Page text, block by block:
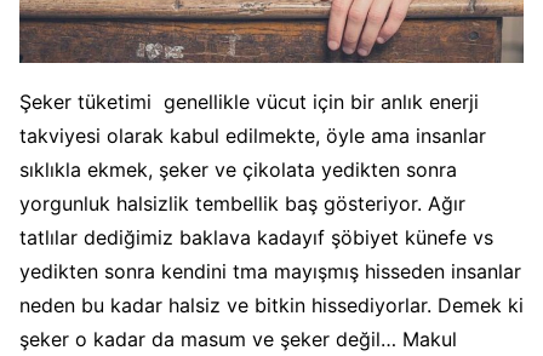
Şeker tüketimi genellikle vücut için bir anlık enerji
takviyesi olarak kabul edilmekte, öyle ama insanlar
sıklıkla ekmek, şeker ve çikolata yedikten sonra
yorgunluk halsizlik tembellik baş gösteriyor. Ağır
tatlılar dediğimiz baklava kadayıf şöbiyet künefe vs
yedikten sonra kendini tma mayışmış hisseden insanlar
neden bu kadar halsiz ve bitkin hissediyorlar. Demek ki
şeker o kadar da masum ve şeker değil… Makul